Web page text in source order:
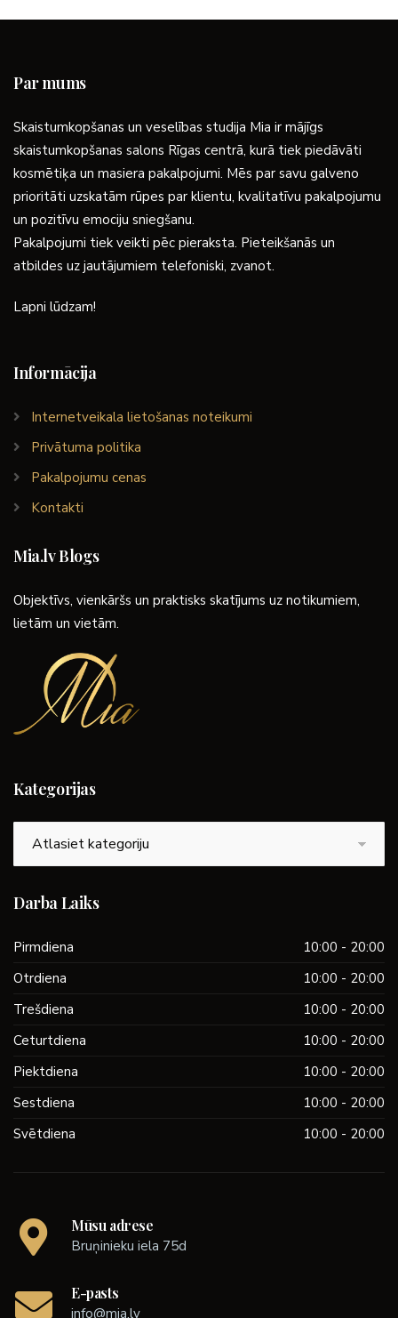
Par mums
Skaistumkopšanas un veselības studija Mia ir mājīgs
skaistumkopšanas salons Rīgas centrā, kurā tiek piedāvāti
kosmētiķa un masiera pakalpojumi. Mēs par savu galveno
prioritāti uzskatām rūpes par klientu, kvalitatīvu pakalpojumu
un pozitīvu emociju sniegšanu.
Pakalpojumi tiek veikti pēc pieraksta. Pieteikšanās un
atbildes uz jautājumiem telefoniski, zvanot.
Lapni lūdzam!
Informācija
Internetveikala lietošanas noteikumi
Privātuma politika
Pakalpojumu cenas
Kontakti
Mia.lv Blogs
Objektīvs, vienkāršs un praktisks skatījums uz notikumiem,
lietām un vietām.
Kategorijas
Darba Laiks
Pirmdiena
10:00 - 20:00
Otrdiena
10:00 - 20:00
Trešdiena
10:00 - 20:00
Ceturtdiena
10:00 - 20:00
Piektdiena
10:00 - 20:00
Sestdiena
10:00 - 20:00
Svētdiena
10:00 - 20:00
Mūsu adrese
Bruņinieku iela 75d
E-pasts
info@mia.lv